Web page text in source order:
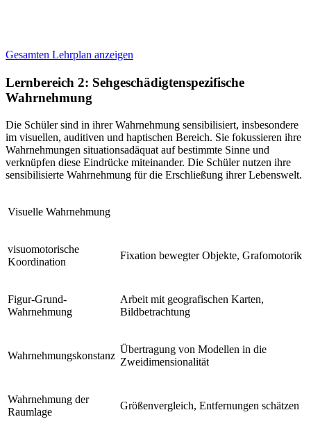
Gesamten Lehrplan anzeigen
Lernbereich 2: Sehgeschädigtenspezifische
Wahrnehmung
Die Schüler sind in ihrer Wahrnehmung sensibilisiert, insbesondere
im visuellen, auditiven und haptischen Bereich. Sie fokussieren ihre
Wahrnehmungen situationsadäquat auf bestimmte Sinne und
verknüpfen diese Eindrücke miteinander. Die Schüler nutzen ihre
sensibilisierte Wahrnehmung für die Erschließung ihrer Lebenswelt.
Visuelle Wahrnehmung
visuomotorische
Koordination
Fixation bewegter Objekte, Grafomotorik
Figur-Grund-
Wahrnehmung
Arbeit mit geografischen Karten,
Bildbetrachtung
Wahrnehmungskonstanz
Übertragung von Modellen in die
Zweidimensionalität
Wahrnehmung der
Raumlage
Größenvergleich, Entfernungen schätzen